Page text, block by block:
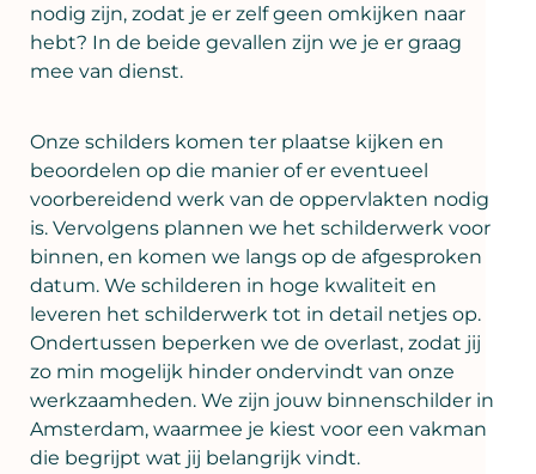
nodig zijn, zodat je er zelf geen omkijken naar
hebt? In de beide gevallen zijn we je er graag
mee van dienst.
Onze schilders komen ter plaatse kijken en
beoordelen op die manier of er eventueel
voorbereidend werk van de oppervlakten nodig
is. Vervolgens plannen we het schilderwerk voor
binnen, en komen we langs op de afgesproken
datum. We schilderen in hoge kwaliteit en
leveren het schilderwerk tot in detail netjes op.
Ondertussen beperken we de overlast, zodat jij
zo min mogelijk hinder ondervindt van onze
werkzaamheden. We zijn jouw binnenschilder in
Amsterdam, waarmee je kiest voor een vakman
die begrijpt wat jij belangrijk vindt.